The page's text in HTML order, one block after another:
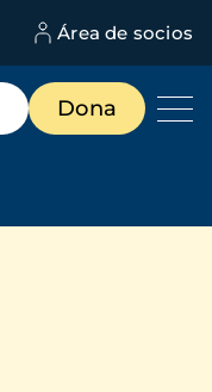
Área de socios
Dona